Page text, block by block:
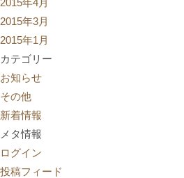
2015年4月
2015年3月
2015年1月
カテゴリー
お知らせ
その他
新着情報
メタ情報
ログイン
投稿フィード